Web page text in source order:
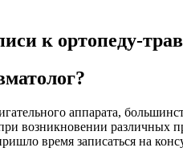
к ортопеду-
аппарата,
при возникновении
время записаться на